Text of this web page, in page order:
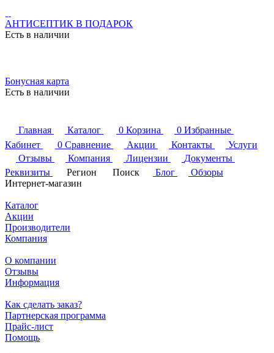
АНТИСЕПТИК В ПОДАРОК
Есть в наличии
Бонусная карта
Есть в наличии
Главная Каталог 0 Корзина 0 Избранные
Кабинет
0 Сравнение Акции Контакты
Услуги
Отзывы
Компания Лицензии
Документы
Реквизиты
Регион Поиск Блог
Обзоры
Интернет-магазин
Каталог
Акции
Производители
Компания
О компании
Отзывы
Информация
Как сделать заказ?
Партнерская программа
Прайс-лист
Помощь